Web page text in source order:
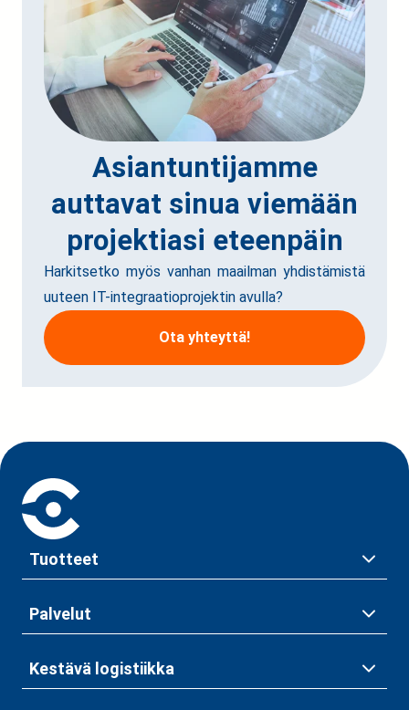
Asiantuntijamme
auttavat sinua viemään
projektiasi eteenpäin
Harkitsetko myös vanhan maailman yhdistämistä
uuteen IT-integraatioprojektin avulla?
Ota yhteyttä!
Tuotteet
Palvelut
Kestävä logistiikka